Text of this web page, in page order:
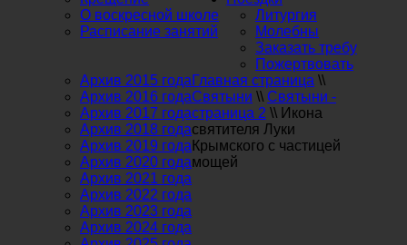
О воскресной школе
Расписание занятий
Литургия
Молебны
Заказать требу
Пожертвовать
Архив 2015 года
Архив 2016 года
Архив 2017 года
Архив 2018 года
Архив 2019 года
Архив 2020 года
Архив 2021 года
Архив 2022 года
Архив 2023 года
Архив 2024 года
Главная страница \\
Святыни \\ Святыни -
страница 2 \\ Икона
святителя Луки
Крымского с частицей
мощей